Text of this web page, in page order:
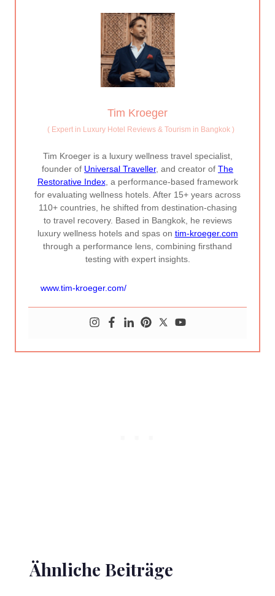
Tim Kroeger
(Expert in Luxury Hotel Reviews & Tourism in Bangkok )
Tim Kroeger is a luxury wellness travel specialist,
founder of Universal Traveller, and creator of The
Restorative Index, a performance-based framework
for evaluating wellness hotels. After 15+ years across
110+ countries, he shifted from destination-chasing
to travel recovery. Based in Bangkok, he reviews
luxury wellness hotels and spas on tim-kroeger.com
through a performance lens, combining firsthand
testing with expert insights.
www.tim-kroeger.com/
Ähnliche Beiträge